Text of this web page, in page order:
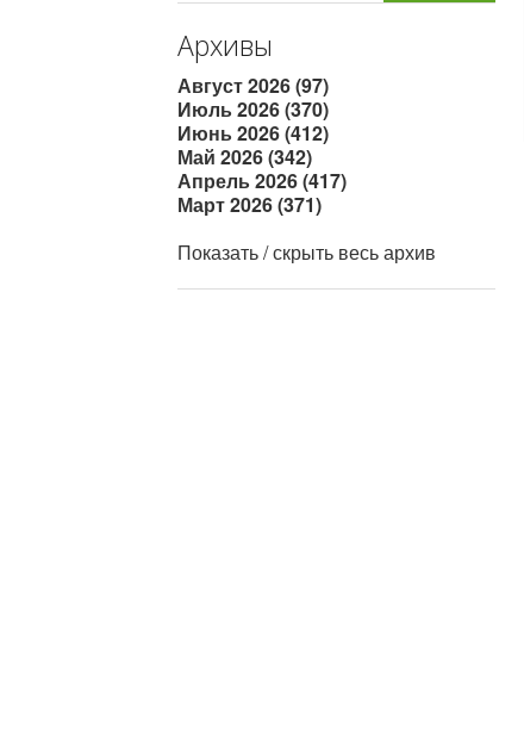
Архивы
Август 2026 (97)
Июль 2026 (370)
Июнь 2026 (412)
Май 2026 (342)
Апрель 2026 (417)
Март 2026 (371)
Показать / скрыть весь архив